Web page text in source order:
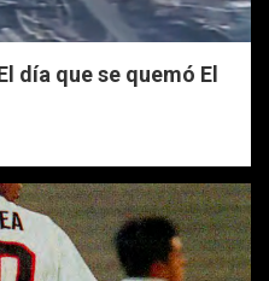
día que se quemó El